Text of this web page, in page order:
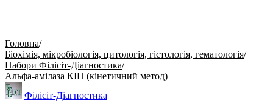
Головна/
Біохімія, мікробіологія, цитологія, гістологія, гематологія/
Набори Філісіт-Діагностика/
Альфа-амілаза КІН (кінетичний метод)
Філісіт-Діагностика